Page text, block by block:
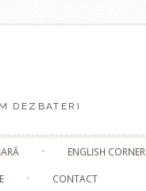
DEZBATERI
ENGLISH CORNER
CONTACT